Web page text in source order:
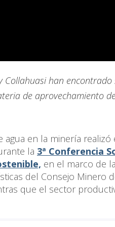
Collahuasi han
de aprovechamiento
en la minería realizó
la 3ª Conferencia
en el marco de
del Consejo Minero
que el sector